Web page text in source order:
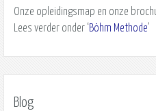
Onze opleidingsmap en onze
Lees verder onder ‘Böhm Methode’
Blog